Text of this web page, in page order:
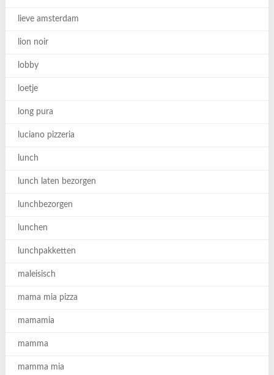
lieve amsterdam
lion noir
lobby
loetje
long pura
luciano pizzeria
lunch
lunch laten bezorgen
lunchbezorgen
lunchen
lunchpakketten
maleisisch
mama mia pizza
mamamia
mamma
mamma mia